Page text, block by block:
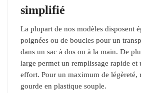
simplifié
La plupart de nos modèles disposent
poignées ou de boucles pour un
dans un sac à dos ou à la main. De
large permet un remplissage rapide et
effort. Pour un maximum de légèreté,
gourde en plastique souple.